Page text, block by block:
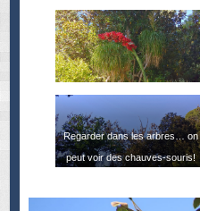
Regarder dans les arbres… on
peut voir des chauves-souris!